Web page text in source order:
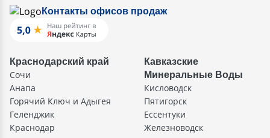
Контакты офисов продаж
Краснодарский край
Сочи
Анапа
Горячий Ключ и Адыгея
Геленджик
Краснодар
Кавказские
Минеральные Воды
Кисловодск
Пятигорск
Ессентуки
Железноводск